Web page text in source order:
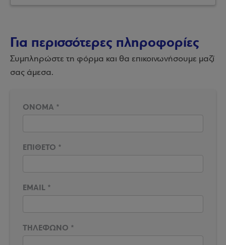
Για περισσότερες πληροφορίες
Συμπληρώστε τη φόρμα και θα επικοινωνήσουμε μαζί
σας άμεσα.
ΟΝΟΜΑ *
ΕΠΙΘΕΤΟ *
EMAIL *
ΤΗΛΕΦΩΝΟ *